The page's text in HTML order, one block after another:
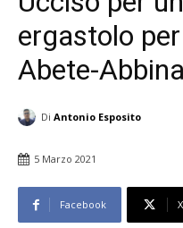
ergastolo
Abete-
Di Antonio Esposito
5 Marzo 2021
Facebook X